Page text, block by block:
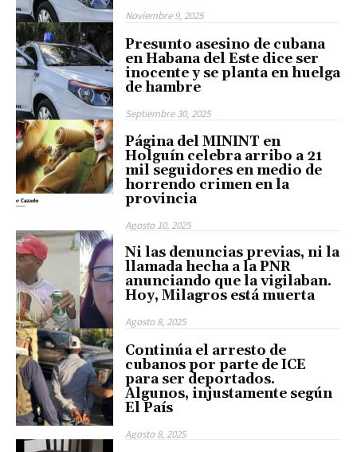
Noviembre 9, 2025
Presunto asesino de cubana
en Habana del Este dice ser
inocente y se planta en huelga
de hambre
Septiembre 30, 2025
Página del MININT en
Holguín celebra arribo a 21
mil seguidores en medio de
horrendo crimen en la
provincia
Agosto 10, 2025
Ni las denuncias previas, ni la
llamada hecha a la PNR
anunciando que la vigilaban.
Hoy, Milagros está muerta
Agosto 8, 2025
Continúa el arresto de
cubanos por parte de ICE
para ser deportados.
Algunos, injustamente según
El País
Agosto 8, 2025